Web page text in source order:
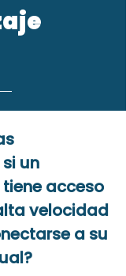
un
acceso
velocidad
a su